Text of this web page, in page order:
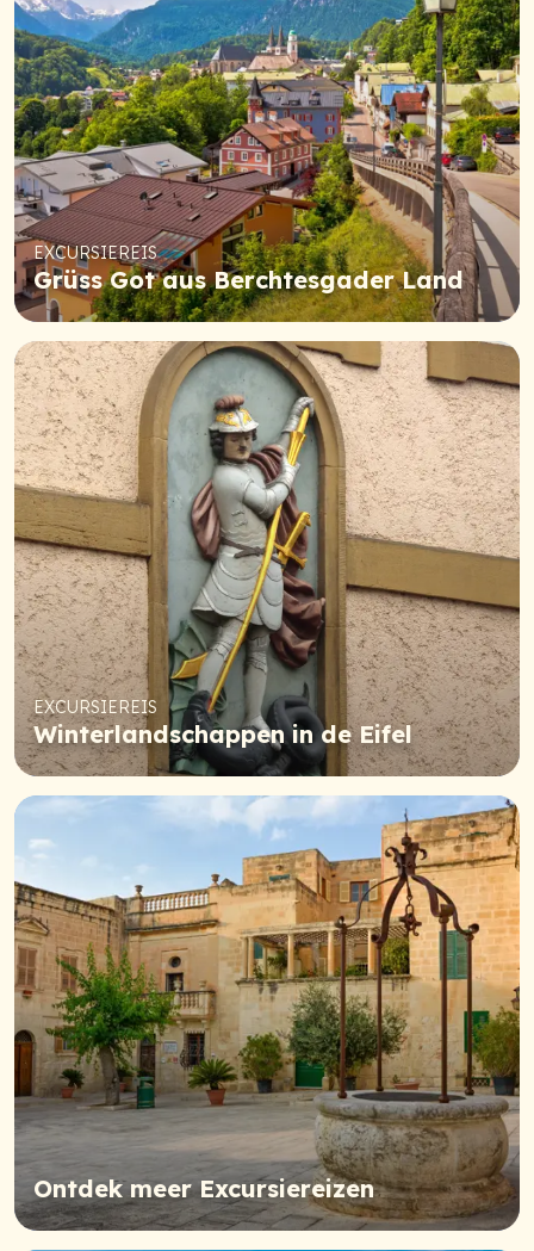
EXCURSIEREIS
Grüss Got aus Berchtesgader Land
EXCURSIEREIS
Winterlandschappen in de Eifel
Ontdek meer Excursiereizen